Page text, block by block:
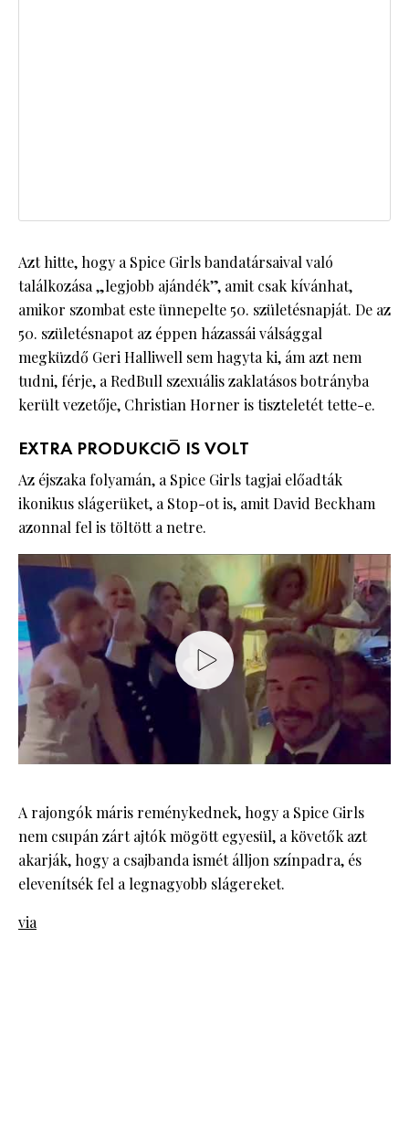
Azt hitte, hogy a Spice Girls bandatársaival való
találkozása „legjobb ajándék”, amit csak kívánhat,
amikor szombat este ünnepelte 50. születésnapját. De az
50. születésnapot az éppen házassái válsággal
megküzdő Geri Halliwell sem hagyta ki, ám azt nem
tudni, férje, a RedBull szexuális zaklatásos botrányba
került vezetője, Christian Horner is tiszteletét tette-e.
EXTRA PRODUKCIÓ IS VOLT
Az éjszaka folyamán, a Spice Girls tagjai előadták
ikonikus slágerüket, a Stop-ot is, amit David Beckham
azonnal fel is töltött a netre.
A rajongók máris reménykednek, hogy a Spice Girls
nem csupán zárt ajtók mögött egyesül, a követők azt
akarják, hogy a csajbanda ismét álljon színpadra, és
elevenítsék fel a legnagyobb slágereket.
via